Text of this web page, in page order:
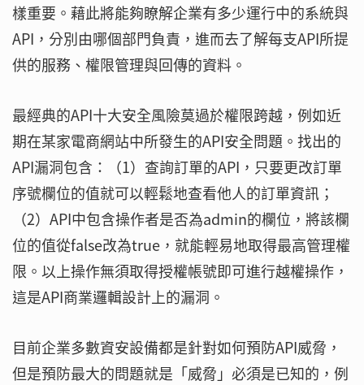
樣重要。藉此將能夠瞭解企業有多少運行中的系統與
API，分別由哪個部門負責，進而去了解每支API所提
供的服務、權限管理與回傳的資料。
最經典的API十大安全風險莫過於權限跨越，例如近
期在某家電商網站中所發生的API安全問題。找出的
API漏洞包含：（1）查詢訂單的API，只要更改訂單
序號欄位的值就可以輕鬆地查看他人的訂單資訊；
（2）API中包含操作者是否為admin的欄位，將該欄
位的值從false改為true，就能輕易地取得最高管理權
限。以上操作無須取得授權帳號即可進行越權操作，
這是API商業邏輯設計上的漏洞。
目前企業多數資安設備都是針對如何預防API威脅，
但是預防最大的問題就是「威脅」必須是已知的，例